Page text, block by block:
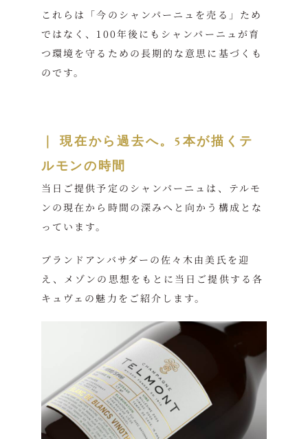
これらは「今のシャンパーニュを売る」ため
ではなく、100年後にもシャンパーニュが育
つ環境を守るための長期的な意思に基づくも
のです。
｜ 現在から過去へ。5本が描くテ
ルモンの時間
当日ご提供予定のシャンパーニュは、テルモ
ンの現在から時間の深みへと向かう構成とな
っています。
ブランドアンバサダーの佐々木由美氏を迎
え、メゾンの思想をもとに当日ご提供する各
キュヴェの魅力をご紹介します。